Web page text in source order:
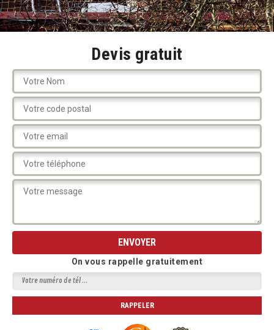
Devis gratuit
On vous rappelle gratuitement